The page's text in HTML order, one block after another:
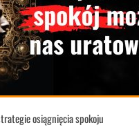
osiągnięcia spokoju